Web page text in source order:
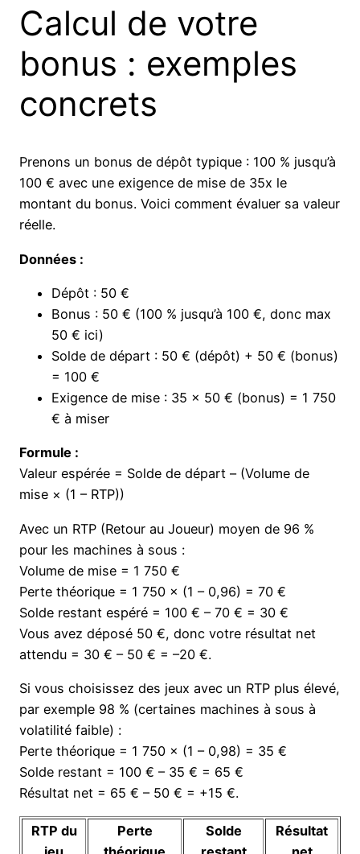
Calcul de votre
bonus : exemples
concrets
Prenons un bonus de dépôt typique : 100 % jusqu’à
100 € avec une exigence de mise de 35x le
montant du bonus. Voici comment évaluer sa valeur
réelle.
Données :
Dépôt : 50 €
Bonus : 50 € (100 % jusqu’à 100 €, donc max
50 € ici)
Solde de départ : 50 € (dépôt) + 50 € (bonus)
= 100 €
Exigence de mise : 35 × 50 € (bonus) = 1 750
€ à miser
Formule :
Valeur espérée = Solde de départ – (Volume de
mise × (1 – RTP))
Avec un RTP (Retour au Joueur) moyen de 96 %
pour les machines à sous :
Volume de mise = 1 750 €
Perte théorique = 1 750 × (1 – 0,96) = 70 €
Solde restant espéré = 100 € – 70 € = 30 €
Vous avez déposé 50 €, donc votre résultat net
attendu = 30 € – 50 € = –20 €.
Si vous choisissez des jeux avec un RTP plus élevé,
par exemple 98 % (certaines machines à sous à
volatilité faible) :
Perte théorique = 1 750 × (1 – 0,98) = 35 €
Solde restant = 100 € – 35 € = 65 €
Résultat net = 65 € – 50 € = +15 €.
RTP du
Perte
Solde
Résultat